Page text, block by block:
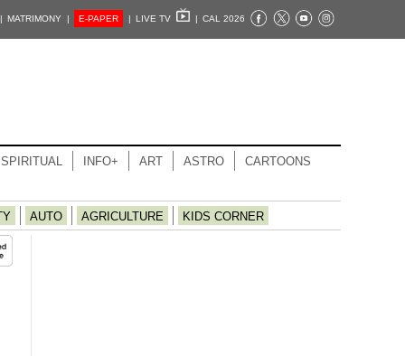
| MATRIMONY | E-PAPER | LIVE TV | CAL 2026
SPIRITUAL INFO+ ART ASTRO CARTOONS
AUTO AGRICULTURE KIDS CORNER